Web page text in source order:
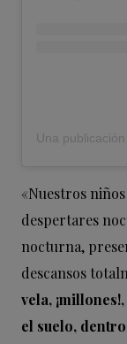
«Nuestros
despertares
nocturna,
descansos
vela,
el suelo,